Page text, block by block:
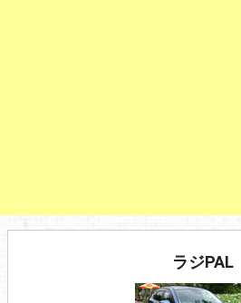
ラジPAL